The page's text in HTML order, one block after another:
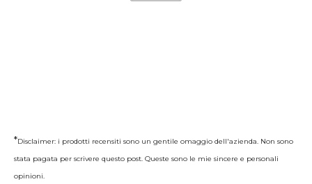
*Disclaimer: i prodotti recensiti sono un gentile omaggio dell'azienda. Non sono
stata pagata per scrivere questo post. Queste sono le mie sincere e personali
opinioni.